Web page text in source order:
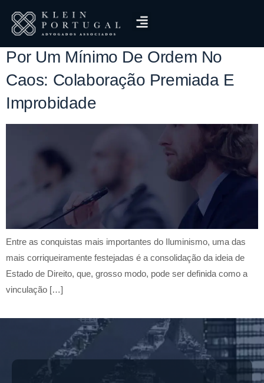
Tag:Ressarcimento
Por Um Mínimo De Ordem No
Caos: Colaboração Premiada E
Improbidade
Entre as conquistas mais importantes do Iluminismo, uma das
mais corriqueiramente festejadas é a consolidação da ideia de
Estado de Direito, que, grosso modo, pode ser definida como a
vinculação […]